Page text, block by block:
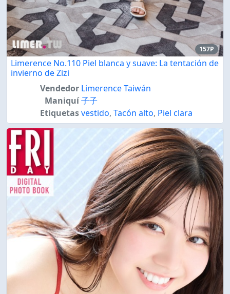
157P
Limerence No.110 Piel blanca y suave: La tentación de
invierno de Zizi
Vendedor Limerence Taiwán
Maniquí子子
Etiquetasvestido, Tacón alto, Piel clara